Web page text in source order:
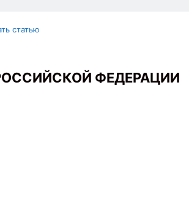
статью
ФЕДЕРАЦИИ